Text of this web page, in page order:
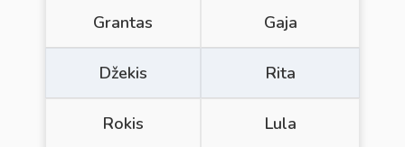
Grantas Gaja
Džekis Rita
Rokis Lula